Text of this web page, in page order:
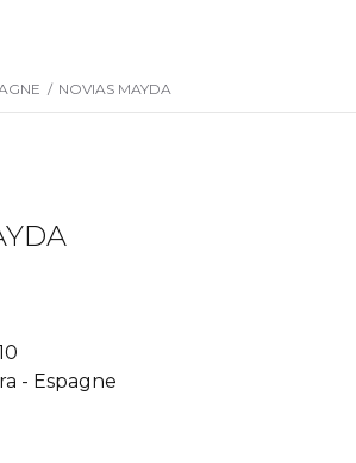
/ NOVIAS MAYDA
- Espagne